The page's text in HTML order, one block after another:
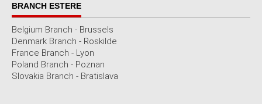
BRANCH ESTERE
Belgium Branch - Brussels
Denmark Branch - Roskilde
France Branch - Lyon
Poland Branch - Poznan
Slovakia Branch - Bratislava